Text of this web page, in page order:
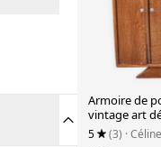
Armoire de
vintage art
5 (3) ·